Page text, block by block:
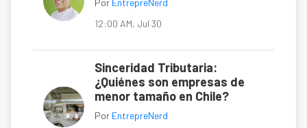
Por EntrepreNerd
12:00 AM, Jul 30
Sinceridad Tributaria:
¿Quiénes son empresas de
menor tamaño en Chile?
Por EntrepreNerd